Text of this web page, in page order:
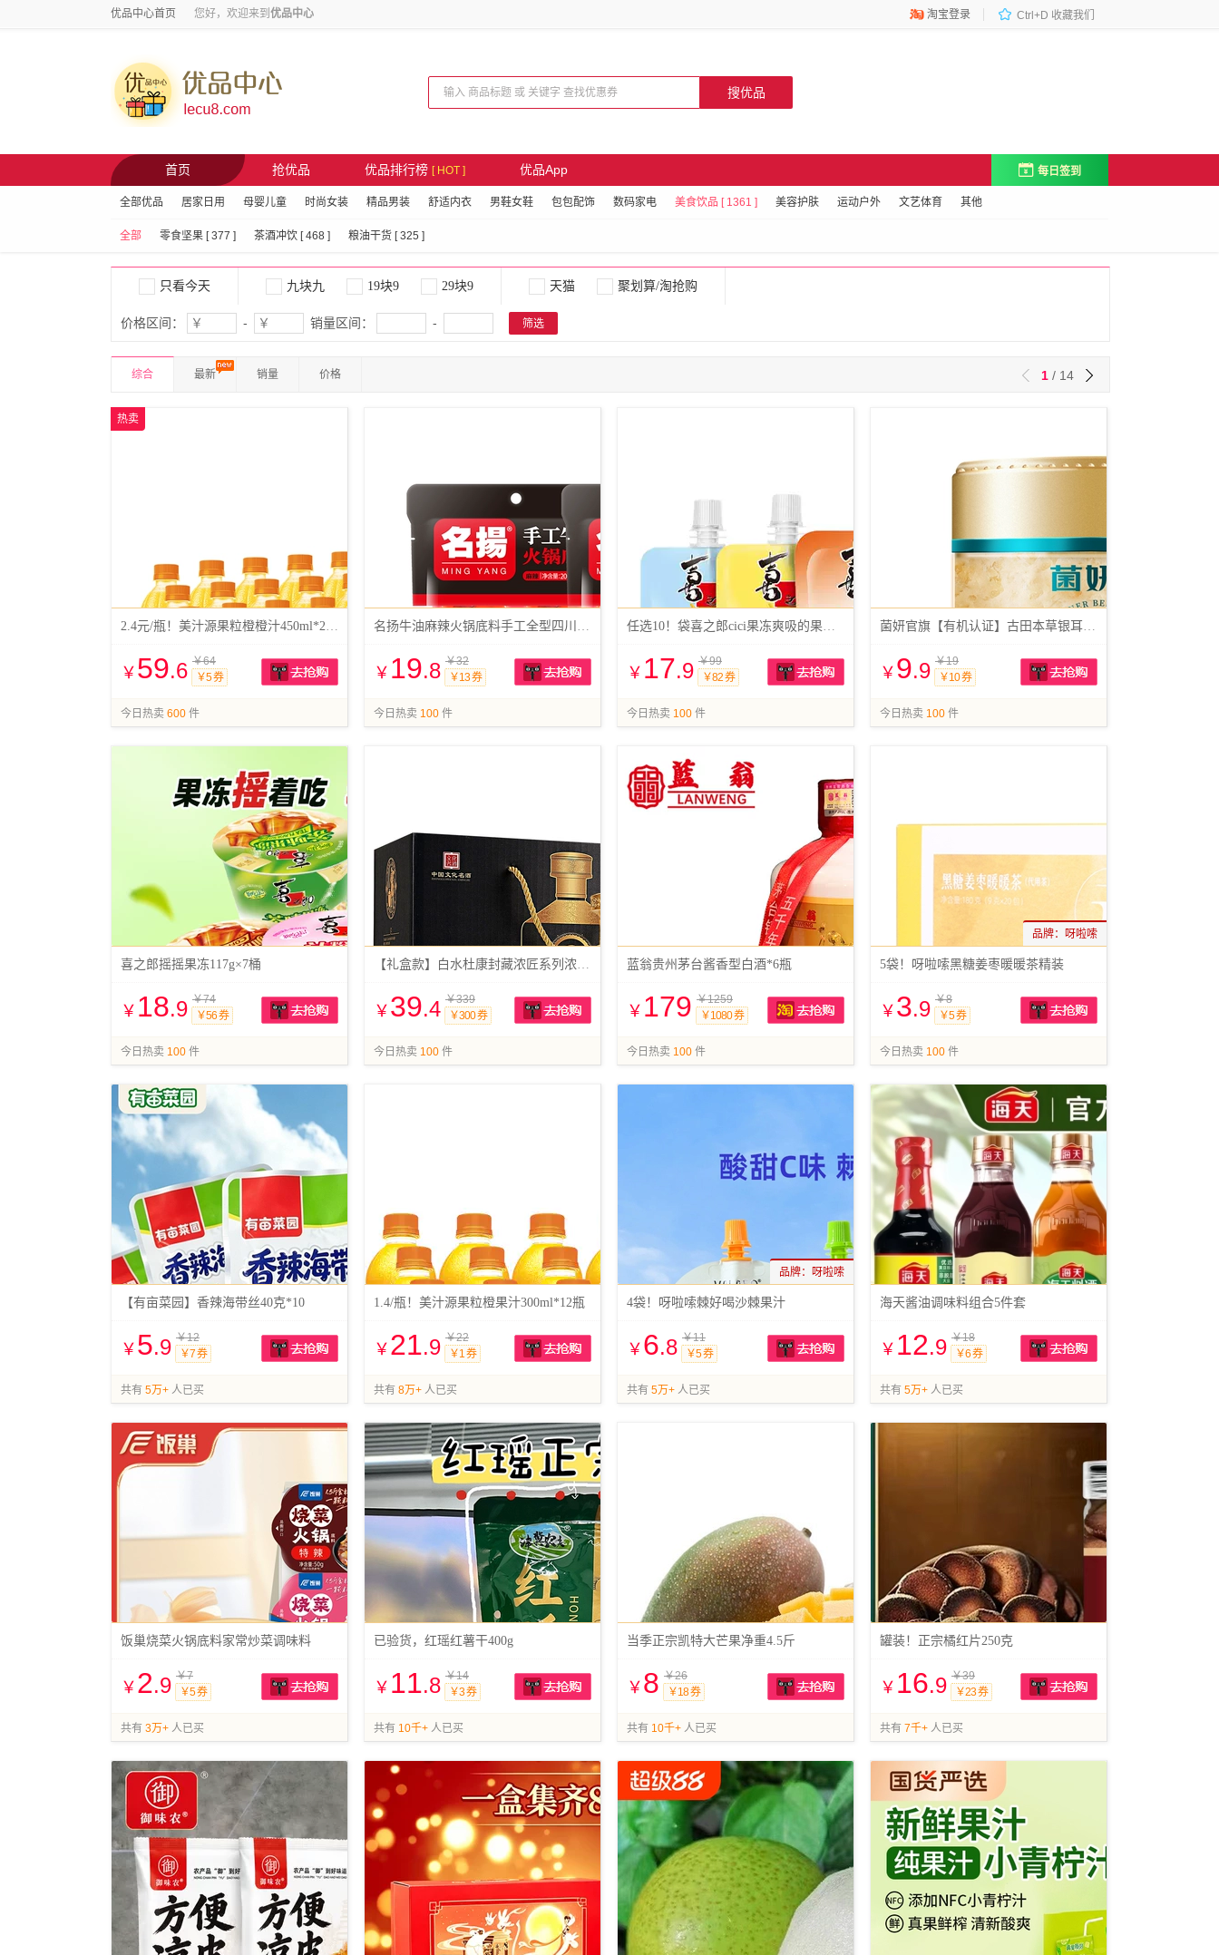
优品中心首页 您好，欢迎来到 优品中心  淘宝登录  Ctrl+D 收藏我们
搜优品
首页 抢优品 优品排行榜 [ HOT ] 优品App  每日签到
全部优品 居家日用 母婴儿童 时尚女装 精品男装 舒适内衣 男鞋女鞋 包包配饰 数码家电 美食饮品 [ 1361 ] 美容护肤 运动户外 文艺体育 其他
全部 零食坚果 [ 377 ] 茶酒冲饮 [ 468 ] 粮油干货 [ 325 ]
只看今天 九块九 19块9 29块9 天猫 聚划算/淘抢购
价格区间： - 销量区间： - 筛选
综合 最新 销量 价格 1 / 14
2.4元/瓶！美汁源果粒橙橙汁450ml*24瓶
热卖
￥ 59.6 ￥64
￥5 券
今日热卖 600 件
名扬牛油麻辣火锅底料手工全型四川风味调料
￥ 19.8 ￥32
￥13 券
今日热卖 100 件
任选10！袋喜之郎cici果冻爽吸的果冻150g
￥ 17.9 ￥99
￥82 券
今日热卖 100 件
菌妍官旗【有机认证】古田本草银耳40g/罐
￥ 9.9 ￥19
￥10 券
今日热卖 100 件
喜之郎摇摇果冻117g×7桶
￥ 18.9 ￥74
￥56 券
今日热卖 100 件
【礼盒款】白水杜康封藏浓匠系列浓香型白酒
￥ 39.4 ￥339
￥300 券
今日热卖 100 件
蓝翁贵州茅台酱香型白酒*6瓶
￥ 179 ￥1259
￥1080 券
今日热卖 100 件
5袋！呀啦嗦黑糖姜枣暖暖茶精装
品牌： 呀啦嗦
￥ 3.9 ￥8
￥5 券
今日热卖 100 件
【有亩菜园】香辣海带丝40克*10
￥ 5.9 ￥12
￥7 券
共有 5万+ 人已买
1.4/瓶！美汁源果粒橙果汁300ml*12瓶
￥ 21.9 ￥22
￥1 券
共有 8万+ 人已买
4袋！呀啦嗦棘好喝沙棘果汁
品牌： 呀啦嗦
￥ 6.8 ￥11
￥5 券
共有 5万+ 人已买
海天酱油调味料组合5件套
￥ 12.9 ￥18
￥6 券
共有 5万+ 人已买
饭巢烧菜火锅底料家常炒菜调味料
￥ 2.9 ￥7
￥5 券
共有 3万+ 人已买
已验货，红瑶红薯干400g
￥ 11.8 ￥14
￥3 券
共有 10千+ 人已买
当季正宗凯特大芒果净重4.5斤
￥ 8 ￥26
￥18 券
共有 10千+ 人已买
罐装！正宗橘红片250克
￥ 16.9 ￥39
￥23 券
共有 7千+ 人已买